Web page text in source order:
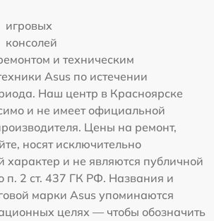
игровых
консолей
и техническим
Asus по истечении
Наш центр в Красноярске
и не имеет официальной
Цены на ремонт,
носят исключительно
характер и не являются публичной
п. 2 ст. 437 ГК РФ. Названия и
марки Asus упоминаются
целях — чтобы обозначить